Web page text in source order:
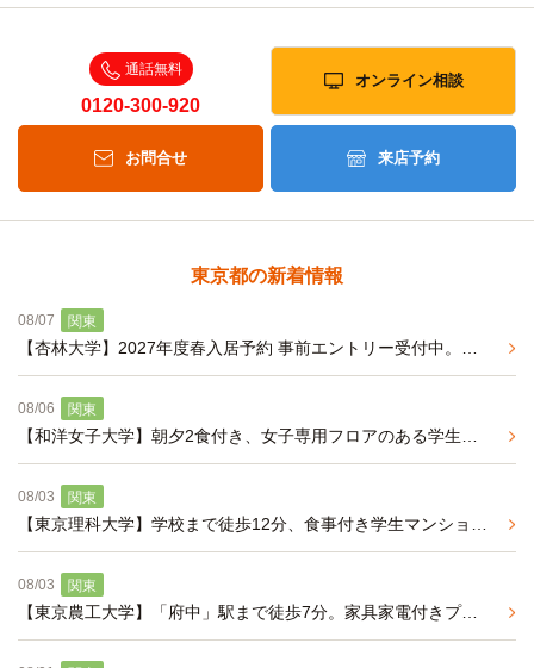
通話無料
0120-300-920
オンライン相談
お問合せ 来店予約
東京都の新着情報
08/07 関東
【杏林大学】2027年度春入居予約 事前エントリー受付中。バストイレ別、学校へ通学便利な杏林大学専用マンション
08/06 関東
【和洋女子大学】朝夕2食付き、女子専用フロアのある学生マンションのご紹介
08/03 関東
【東京理科大学】学校まで徒歩12分、食事付き学生マンションのご案内
08/03 関東
【東京農工大学】「府中」駅まで徒歩7分。家具家電付きプランが充実。モニター付インターフォン・オートロック・防犯システム「ユニセーフ24」導入で安心の学生マンション